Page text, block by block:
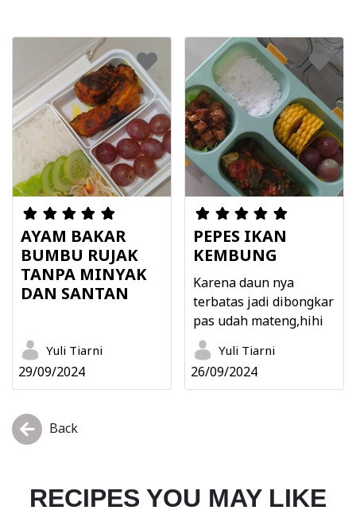
AYAM BAKAR
BUMBU RUJAK
TANPA MINYAK
DAN SANTAN
Yuli Tiarni
29/09/2024
PEPES IKAN
KEMBUNG
Karena daun nya
terbatas jadi dibongkar
pas udah mateng,hihi
Yuli Tiarni
26/09/2024
Back
RECIPES YOU MAY LIKE